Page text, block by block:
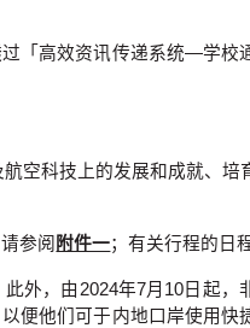
「高效资讯传递系统—学校
空科技上的发展和成就、培
参阅 附件一；有关行程的日
外，由2024年7月10日起，
便他们可于内地口岸使用快